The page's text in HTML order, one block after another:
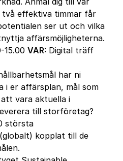
effektiva timmar får
ser ut och vilka
affärsmöjligheterna.
15.00 VAR: Digital träff
har ni
i er affärsplan, mål som
vara aktuella i
till storföretag?
största
kopplat till de